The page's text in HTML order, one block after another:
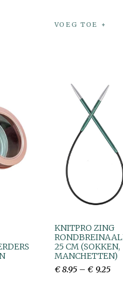
VOEG TOE
KNITPRO ZING
25 CM (SOKKEN,
MANCHETTEN)
€ 8.95 –€ 9.25